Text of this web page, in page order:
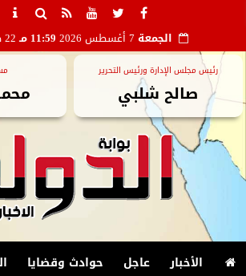
الجمعة 11:59 مـ 22 صفر 1448
رئيس مجلس الإدارة ورئيس التحرير
صالح شلبي
الأخبار عاجل حوادث وقضايا